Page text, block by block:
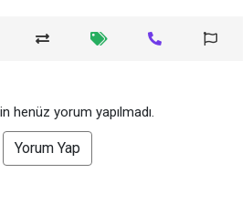
henüz yorum yapılmadı.
Yorum Yap